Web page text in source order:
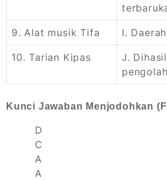
9. Alat musik Tifa I.
10. Tarian Kipas
J.
Kunci Jawaban Menjodohkan
D
C
A
A